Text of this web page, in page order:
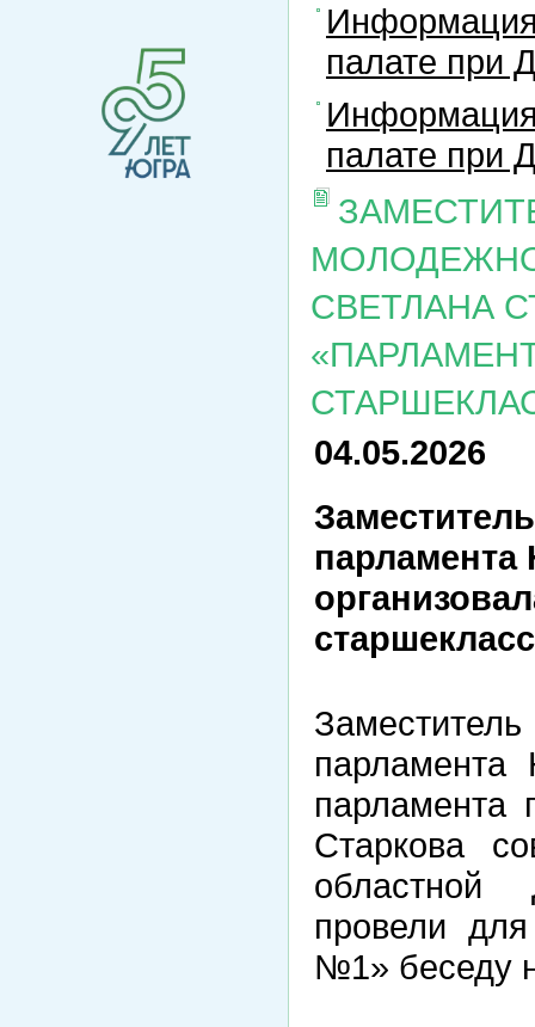
палате при
палате при
СВЕТЛАНА
04.05.2026
парламента
парламента
Старкова
областной
провели
№1» беседу